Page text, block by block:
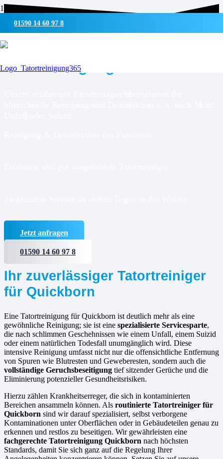
01590 14 60 97 8
UMWELTSCHONENDE REINIGUNG & DESINFEKTION
Tatortreinigung für
Jetzt anfragen
01590 14 60 97 8
Ihr zuverlässiger Tatortreiniger
für Quickborn
Eine Tatortreinigung für Quickborn ist deutlich mehr als eine
gewöhnliche Reinigung; sie ist eine spezialisierte Servicesparte,
die nach schlimmen Geschehnissen wie einem Unfall, einem Suizid
oder einem natürlichen Todesfall unumgänglich wird. Diese
intensive Reinigung umfasst nicht nur die offensichtliche Entfernung
von Spuren wie Blutresten und Geweberesten, sondern auch die
vollständige Geruchsbeseitigung tief sitzender Gerüche und die
Eliminierung potenzieller Gesundheitsrisiken.
Hierzu zählen Krankheitserreger, die sich in kontaminierten
Bereichen ansammeln können. Als routinierte Tatortreiniger für
Quickborn sind wir darauf spezialisiert, selbst verborgene
Kontaminationen unter Oberflächen oder in Gebäudeteilen genau zu
erkennen und restlos zu beseitigen. Wir gewährleisten eine
fachgerechte Tatortreinigung Quickborn nach höchsten
Standards, damit Sie sich ganz auf die Regelung Ihrer